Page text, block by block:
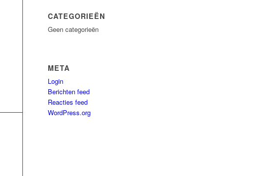
CATEGORIEËN
Geen categorieën
META
Login
Berichten feed
Reacties feed
WordPress.org